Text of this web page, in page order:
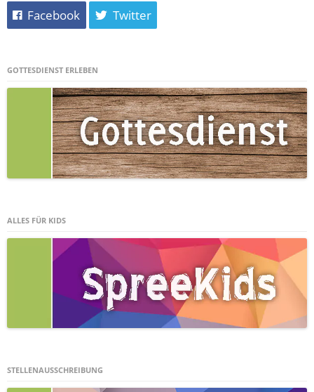
Facebook Twitter
GOTTESDIENST ERLEBEN
ALLES FÜR KIDS
STELLENAUSSCHREIBUNG